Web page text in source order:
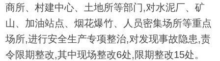
商所、村建中心、土地所等部门,对水泥厂、矿
山、加油站点、烟花爆竹、人员密集场所等重点
场所,进行安全生产专项整治,对发现事故隐患,责
令限期整改,其中现场整改6处,限期整改15处。